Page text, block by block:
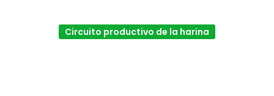
Circuito productivo de la harina